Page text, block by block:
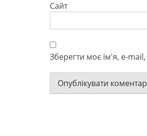
Сайт
Зберегти моє ім'я, e-